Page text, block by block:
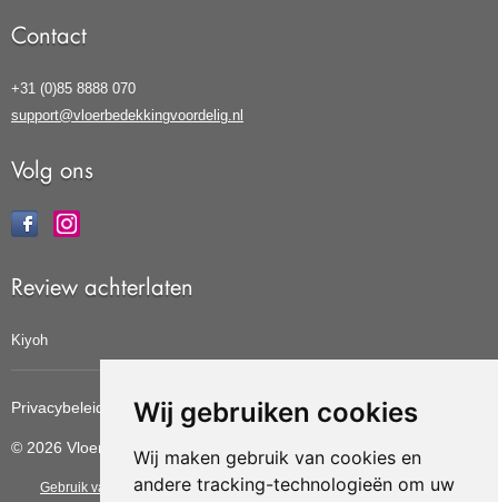
Wij gebruiken cookies
Wij maken gebruik van cookies en
andere tracking-technologieën om uw
Contact
+31 (0)85 8888 070
support@vloerbedekkingvoordelig.nl
Volg ons
Review achterlaten
Kiyoh
Privacybeleid Cookiebeleid Update cookies voorkeuren
© 2026 Vloerbedekkingvoordelig
Gebruik van deze site betekent dat u dealgemene voorwaarden van CBW